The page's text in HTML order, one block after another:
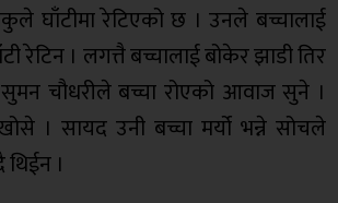
घाँटीमा रेटिएको छ । उनले बच्चालाई
रेटिन । लगत्तै बच्चालाई बोकेर झाडी तिर
चौधरीले बच्चा रोएको आवाज सुने ।
। सायद उनी बच्चा मर्यो भन्ने सोचले
।